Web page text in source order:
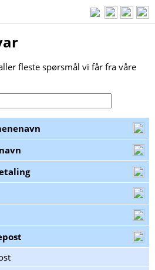
fleste spørsmål vi får fra våre